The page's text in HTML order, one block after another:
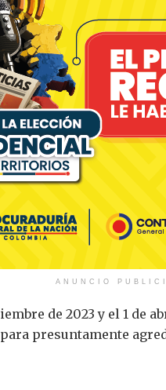
ANUNCIO
de 2023 y el 1 de
para presuntamente